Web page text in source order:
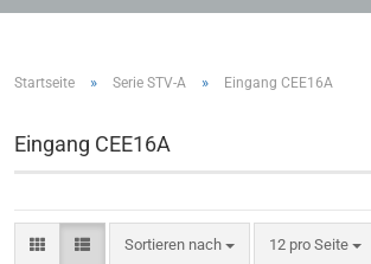
Startseite » Serie STV-A » Eingang CEE16A
Eingang CEE16A
Sortieren nach
Sortieren nach 12 pro Seite
pro Seite